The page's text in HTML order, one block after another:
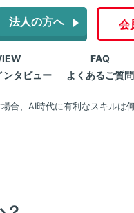
法人の方へ 会
ンタビュー
FAQ
よくあるご質問
合、AI時代に有利なスキルは